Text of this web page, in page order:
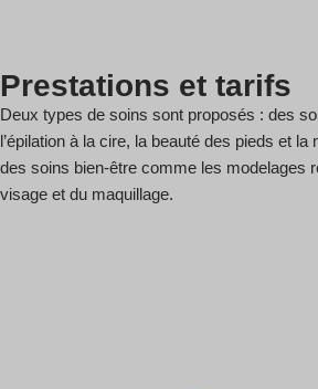
Prestations et tarifs
Deux types de soins sont proposés : des
l’épilation à la cire, la beauté des pieds et
des soins bien-être comme les modelages
visage et du maquillage.